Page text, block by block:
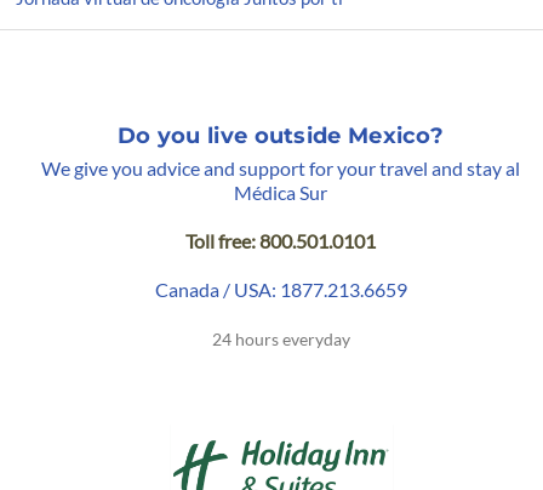
Do you live outside Mexico?
We give you advice and support for your travel and stay al
Médica Sur
Toll free: 800.501.0101
Canada / USA: 1877.213.6659
24 hours everyday